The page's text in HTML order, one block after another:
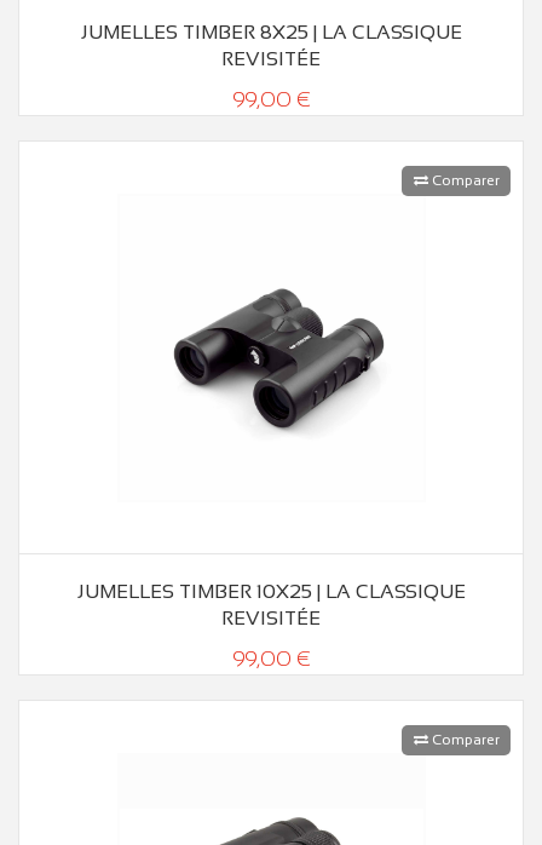
JUMELLES TIMBER 8X25 | LA CLASSIQUE
REVISITÉE
99,00 €
Comparer
JUMELLES TIMBER 10X25 | LA CLASSIQUE
REVISITÉE
99,00 €
Comparer